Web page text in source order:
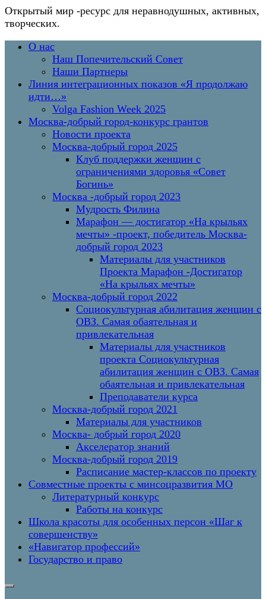
Открытый мир -ресурс для неравнодушных, активных,
творческих.
Перейти
содержимому
Основное
О нас
Наш Попечительский Совет
Наши Партнеры
Линия интеграционных показов «Я продолжаю
идти…»
Volga Fashion Week 2025
Москва-добрый город-конкурс грантов
Новости проекта
Москва-добрый город 2025
Клуб поддержки женщин с
ограничениями здоровья «Совет
Богинь»
Москва -добрый город 2023
Мудрость Филина
Марафон — достигатор «На крыльях
мечты» -проект, победитель Москва-
добрый город 2023
Материалы для участников
Проекта Марафон -Достигатор
«На крыльях мечты»
Москва-добрый город 2022
Социокультурная абилитация женщин с
ОВЗ. Самая обаятельная и
привлекательная
Материалы для участников
проекта Социокультурная
абилитация женщин с ОВЗ. Самая
обаятельная и привлекательная
Преподаватели курса
Москва-добрый город 2021
Материалы для участников
Москва- добрый город 2020
Акселератор знаний
Москва-добрый город 2019
Расписание мастер-классов по проекту
Совместные проекты с минсоцразвития МО
Литературный конкурс
Работы на конкурс
Школа красоты для особенных персон «Шаг к
совершенству»
«Навигатор профессий»
Государство и право